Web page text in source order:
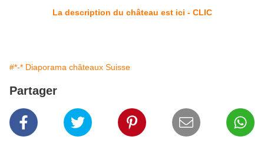
La description du château est ici - CLIC
#*-* Diaporama châteaux Suisse
Partager